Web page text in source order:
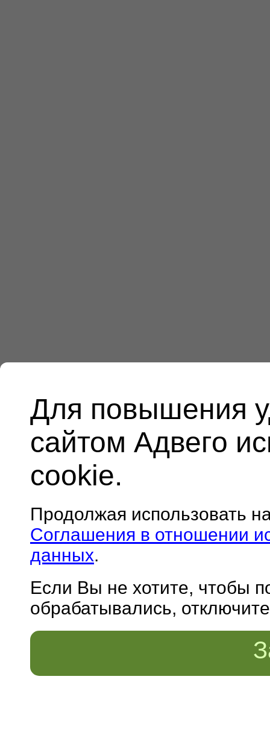
Для повышения
сайтом Адвего
cookie.
Продолжая использовать
Соглашения в отношении
данных.
Если Вы не хотите, чтобы
обрабатывались,